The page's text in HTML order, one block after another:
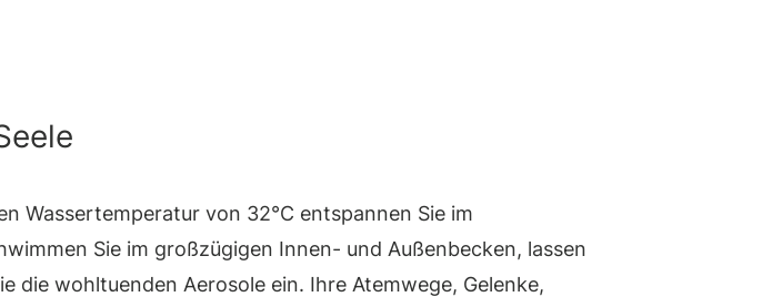
Wassertemperatur von 32°C entspannen Sie im
Sie im großzügigen Innen- und Außenbecken, lassen
die wohltuenden Aerosole ein. Ihre Atemwege, Gelenke,